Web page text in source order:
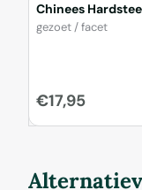
Chinees
Merk:
gezoet / facet
Prijs: 17,95
€17,95